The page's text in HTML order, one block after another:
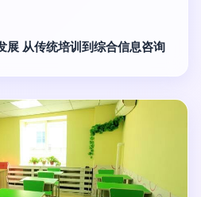
展 从传统培训到综合信息咨询